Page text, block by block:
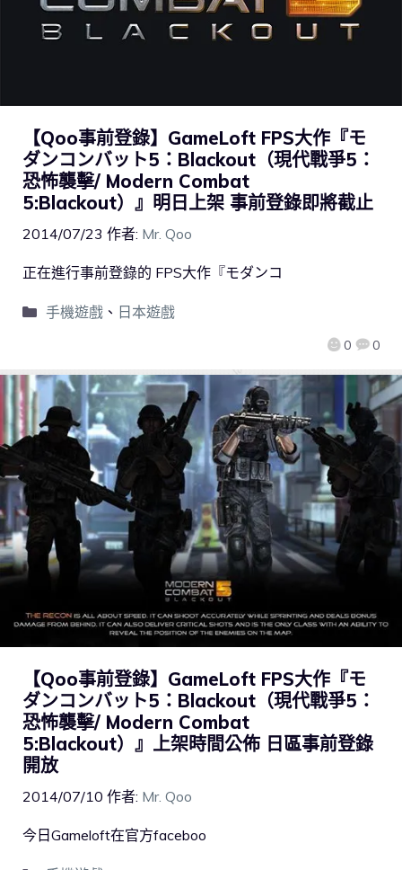
【Qoo事前登錄】GameLoft FPS大作『モ
ダンコンバット5：Blackout（現代戰爭5：
恐怖襲擊/ Modern Combat
5:Blackout）』明日上架 事前登錄即將截止
2014/07/23 作者: Mr. Qoo
0 0
正在進行事前登錄的 FPS大作『モダンコ
手機遊戲、 日本遊戲
【Qoo事前登錄】GameLoft FPS大作『モ
ダンコンバット5：Blackout（現代戰爭5：
恐怖襲擊/ Modern Combat
5:Blackout）』上架時間公佈 日區事前登錄
開放
2014/07/10 作者: Mr. Qoo
今日Gameloft在官方faceboo